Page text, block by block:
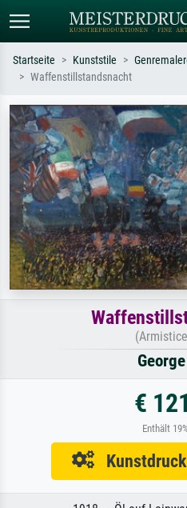
Suchen Sie nach Künstlern, Werktiteln
oder Stilen – z.B. Monet,
Sternennacht, Impressionismus, Welle
Hokusai, Akt.
Startseite Kunststile
Waffenstillstandsnacht
€
Enthält
Kunstdruck